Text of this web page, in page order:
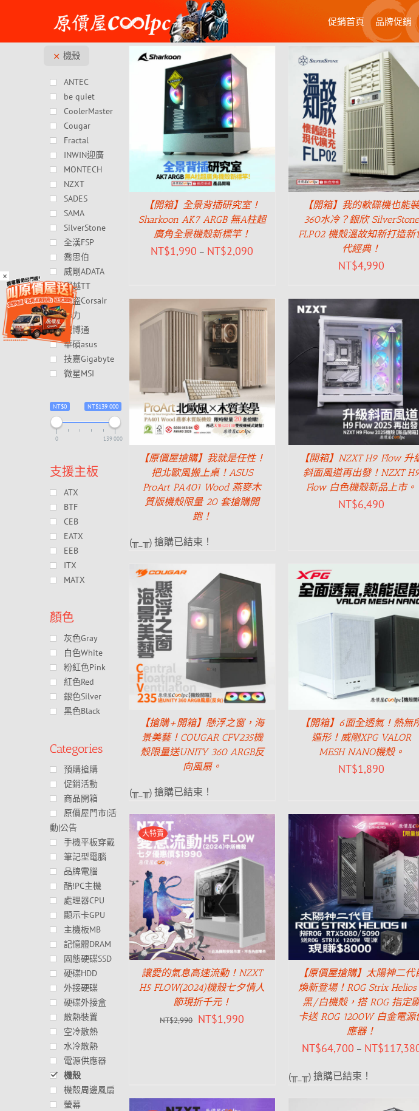
×
content
促銷首頁 品牌促銷
【開箱】全景背插研究室！
Sharkoon AK7 ARGB 無A柱超
廣角全景機殼新標竿！
NT$1,990 – NT$2,090
【開箱】我的軟碟機也能
360水冷？銀欣 SilverStone
FLP02 機殼溫故知新打造新
代經典！
NT$4,990
【原價屋搶購】我就是任性！
把北歐風搬上桌！ASUS
ProArt PA401 Wood 燕麥木
質版機殼限量 20 套搶購開
跑！
(╥_╥) 搶購已結束！
【開箱】NZXT H9 Flow 升
斜面風道再出發！NZXT
Flow 白色機殼新品上市。
NT$6,490
【搶購+開箱】懸浮之窗，海
景美藝！COUGAR CFV235機
殼限量送UNITY 360 ARGB反
向風扇。
(╥_╥) 搶購已結束！
【開箱】6面全透氣！熱無
遁形！威剛XPG VALOR
MESH NANO機殼。
NT$1,890
大特賣
讓愛的氣息高速流動！NZXT
H5 FLOW(2024)機殼七夕情人
節現折千元！
NT$2,990 NT$1,990
【原價屋搶購】太陽神二代
煥新登場！ROG Strix
黑/白機殼，搭 ROG 指定
卡送 ROG 1200W 白金電源
應器！
NT$64,700 – NT$
(╥_╥) 搶購已結束！
機殼
ANTEC
be quiet
CoolerMaster
Cougar
Fractal
INWIN迎廣
MONTECH
NZXT
SADES
SAMA
SilverStone
全漢FSP
喬思伯
威剛ADATA
曜越TT
海盗Corsair
聯力
視博通
華碩asus
技嘉Gigabyte
微星MSI
NT$0 NT$139 000
0 139 000
支援主板
ATX
BTF
CEB
EATX
EEB
ITX
MATX
顏色
灰色Gray
白色White
粉紅色Pink
紅色Red
銀色Silver
黑色Black
Categories
預購搶購
促銷活動
商品開箱
原價屋門市|活
動|公告
手機平板穿戴
筆記型電腦
品牌電腦
酷!PC主機
處理器CPU
顯示卡GPU
主機板MB
記憶體DRAM
固態硬碟SSD
硬碟HDD
外接硬碟
硬碟外接盒
散熱裝置
空冷散熱
水冷散熱
電源供應器
機殼
機殼周邊風扇
螢幕